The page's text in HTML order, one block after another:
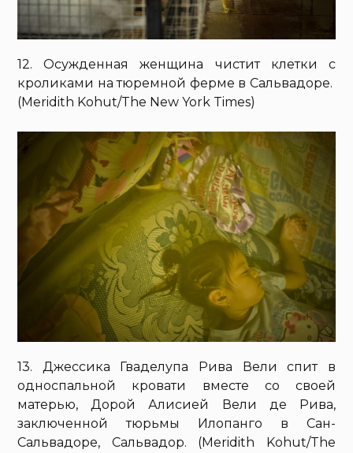
12. Осужденная женщина чистит клетки с
кроликами на тюремной ферме в Сальвадоре.
(Meridith Kohut/The New York Times)
13. Джессика Гваделупа Рива Вели спит в
односпальной кровати вместе со своей
матерью, Дорой Алисией Вели де Рива,
заключенной тюрьмы Илопанго в Сан-
Сальвадоре, Сальвадор. (Meridith Kohut/The